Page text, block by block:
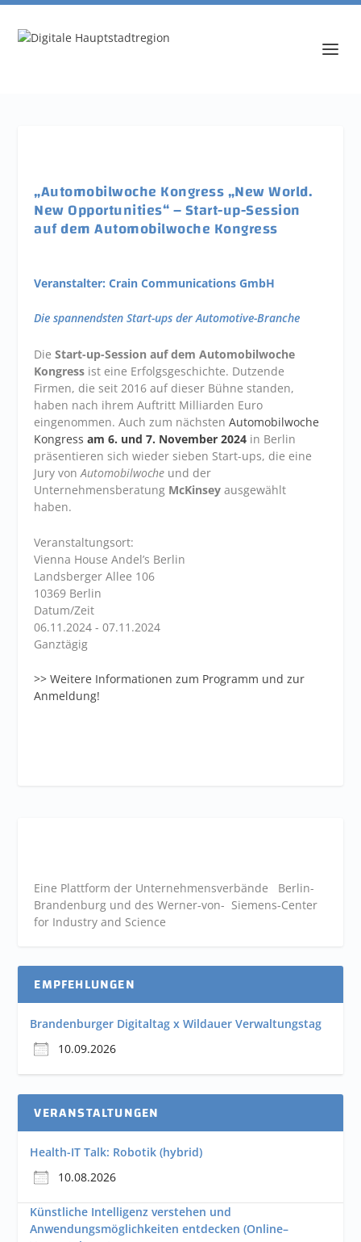
„Automobilwoche Kongress „New World.
New Opportunities“ – Start-up-Session
auf dem Automobilwoche Kongress
Veranstalter: Crain Communications GmbH
Die spannendsten Start-ups der Automotive-Branche
DieStart-up-Session auf dem Automobilwoche
Kongress ist eine Erfolgsgeschichte. Dutzende
Firmen, die seit 2016 auf dieser Bühne standen,
haben nach ihrem Auftritt Milliarden Euro
eingenommen. Auch zum nächstenAutomobilwoche
Kongressam 6. und 7. November 2024 in Berlin
präsentieren sich wieder sieben Start-ups, die eine
Jury vonAutomobilwoche und der
Unternehmensberatung McKinseyausgewählt
haben.
Veranstaltungsort:
Vienna House Andel’s Berlin
Landsberger Allee 106
10369 Berlin
Datum/Zeit
06.11.2024 - 07.11.2024
Ganztägig
>> Weitere Informationen zum Programm und zur
Anmeldung!
Eine Plattform der Unternehmensverbände Berlin-
Brandenburg und des Werner-von- Siemens-Center
for Industry and Science
EMPFEHLUNGEN
Brandenburger Digitaltag x Wildauer Verwaltungstag
10.09.2026
VERANSTALTUNGEN
Health-IT Talk: Robotik (hybrid)
10.08.2026
Künstliche Intelligenz verstehen und
Anwendungsmöglichkeiten entdecken (Online–